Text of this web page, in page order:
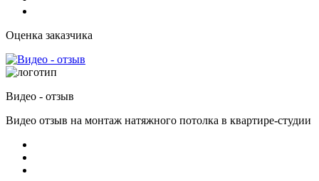
Оценка заказчика
Видео - отзыв
Видео отзыв на монтаж натяжного потолка в квартире-студии